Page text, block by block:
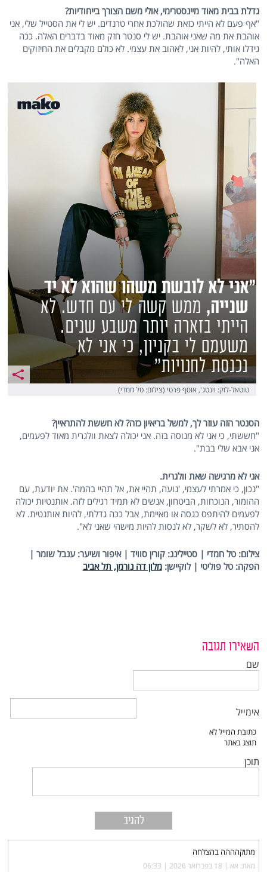
גדלת בבית מאוד מיינסטרימי, אולי משם הצורך בייחודיות?
"אף פעם לא הייתי כזאת שהולכת אחרי טרנדים. יש לי את הסטייל שלי, אני
אוהבת את מה שאני אוהבת. יש לי סנטר חזק מאוד בדברים האלה. ככה
גידלו אותי, להיות אני, לאהוב את עצמי. לא כולם מקבלים את החיזוקים
האלה".
טוטאל-לוק: וינטג', אוסף פרטי (צילום: טל חמדי)
הסנטר הזה עוזר לך, למשל בריאיון כזה? לא חששת להתראיין?
"חששתי, כי אני לא מנוסה בזה. אני יכולה לצאת וולגרית מאוד לפעמים,
אני אבא שלי בבת".
אני לא מרגישה שאת וולגרית.
"נכון, כי אמרתי לעצמי, 'נועה, תהיי את, אל תהיי בהמה'. את יודעת, עם
ההומור, הנוכחות, הביטחון, אנשים לא תמיד רגילים לזה. אותנטיות יכולה
לפעמים להיתפס כגסה או מאיימת, אבל ככה גדלתי, להיות אותנטית. לא
להסתיר, לא לשקר, לא לנסות להיות מישהי שאני לא".
צילום: טל חמדי | סטיילינג: קורין סוויד | איפור ושיער: ענבל שומר |
הפקה: טל פוליטי | לוקיישן:מלון דה נורמן, תל אביב
השאירו תגובה
שם
אימייל
תוכן
מתוקהההה בהצלחה
מאת: אא |‏ 18 בפברואר 2026 | 06:33